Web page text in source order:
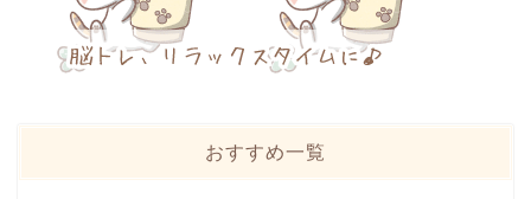
おすすめ一覧